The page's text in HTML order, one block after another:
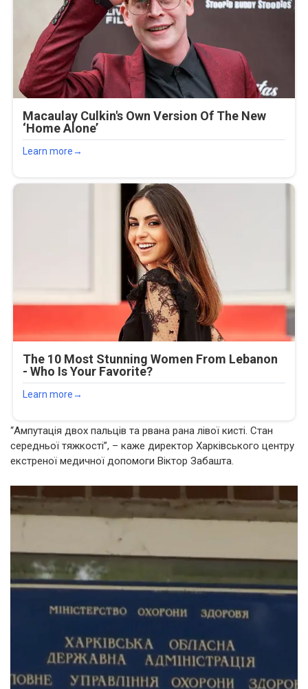
“Ампутація двох пальців та рвана рана лівої кисті. Стан
середньої тяжкості”, – каже директор Харківського центру
екстреної медичної допомоги Віктор Забашта.